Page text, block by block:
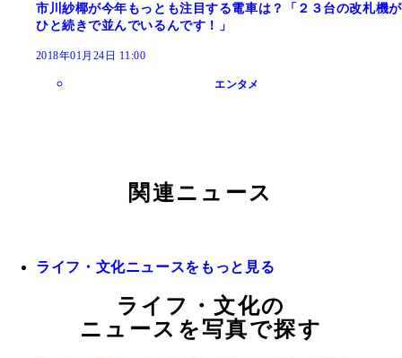
市川紗椰が今年もっとも注目する電車は？「２３台の改札機が
ひと続きで並んでいるんです！」
2018年01月24日 11:00
エンタメ
関連ニュース
ライフ・文化ニュースをもっと見る
ライフ・文化の
ニュースを写真で探す